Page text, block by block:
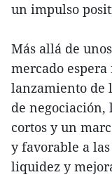
un impulso
Más allá de
mercado
lanzamiento de
de negociación,
cortos y un
y favorable a
liquidez y